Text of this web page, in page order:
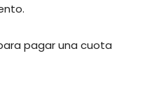
pagar una cuota